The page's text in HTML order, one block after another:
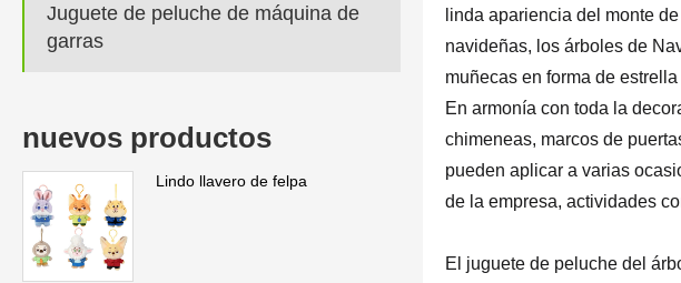
Juguete de peluche de máquina de
garras
nuevos productos
Lindo llavero de felpa
linda apariencia del monte
navideñas, los árboles de
muñecas en forma de
En armonía con toda la
chimeneas, marcos de
pueden aplicar a varias
de la empresa, actividades
El juguete de peluche del